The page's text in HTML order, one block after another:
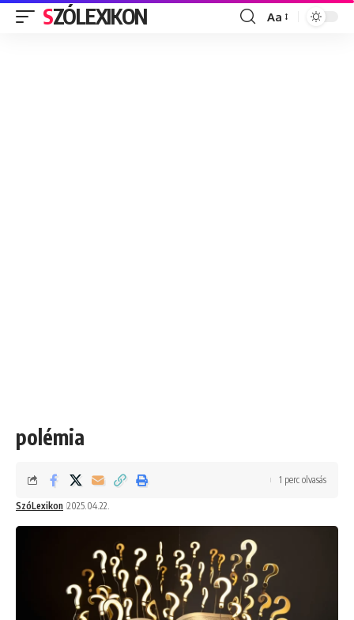
SZÓLEXIKON
Font
Aa
polémia
SzóLexikon 2025.04.22.
1 perc olvasás